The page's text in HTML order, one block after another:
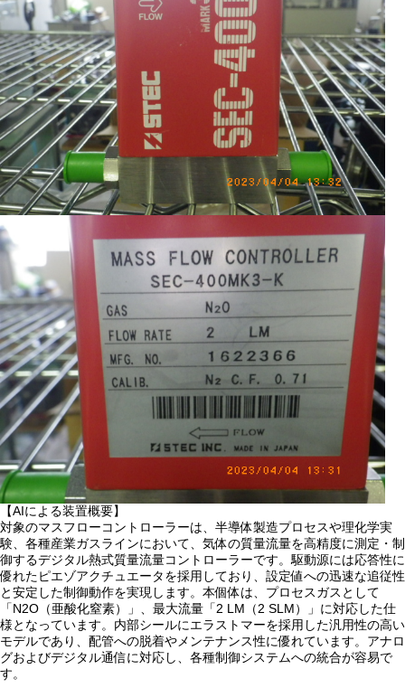
【AIによる装置概要】
対象のマスフローコントローラーは、半導体製造プロセスや理化学実
験、各種産業ガスラインにおいて、気体の質量流量を高精度に測定・制
御するデジタル熱式質量流量コントローラーです。駆動源には応答性に
優れたピエゾアクチュエータを採用しており、設定値への迅速な追従性
と安定した制御動作を実現します。本個体は、プロセスガスとして
「N2O（亜酸化窒素）」、最大流量「2 LM（2 SLM）」に対応した仕
様となっています。内部シールにエラストマーを採用した汎用性の高い
モデルであり、配管への脱着やメンテナンス性に優れています。アナロ
グおよびデジタル通信に対応し、各種制御システムへの統合が容易で
す。